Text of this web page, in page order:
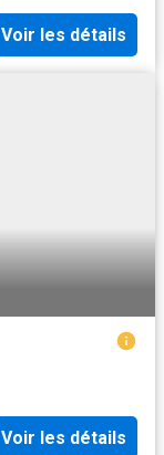
Voir les détails
Voir les détails